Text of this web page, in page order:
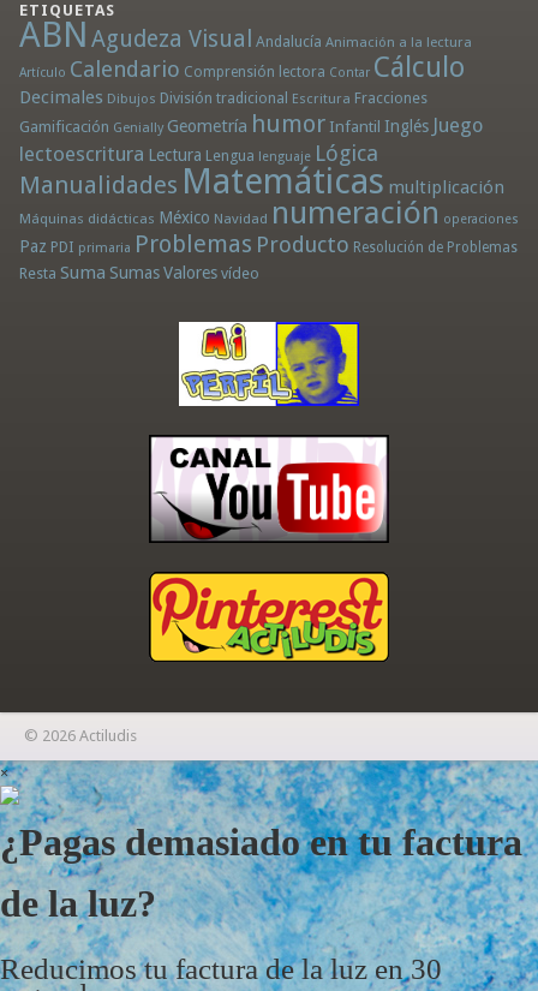
ETIQUETAS
ABN Agudeza Visual Andalucía Animación a la lectura
Artículo Calendario Comprensión lectora Contar Cálculo
Decimales Dibujos División tradicional Escritura Fracciones
Gamificación Genially Geometría humor Infantil Inglés Juego
lectoescritura Lectura Lengua lenguaje Lógica
Manualidades Matemáticas multiplicación
Máquinas didácticas México Navidad numeración operaciones
Paz PDI primaria Problemas Producto Resolución de Problemas
Resta Suma Sumas Valores vídeo
© 2026 Actiludis
×
¿Pagas demasiado en tu factura
de la luz?
Reducimos tu factura de la luz en 30